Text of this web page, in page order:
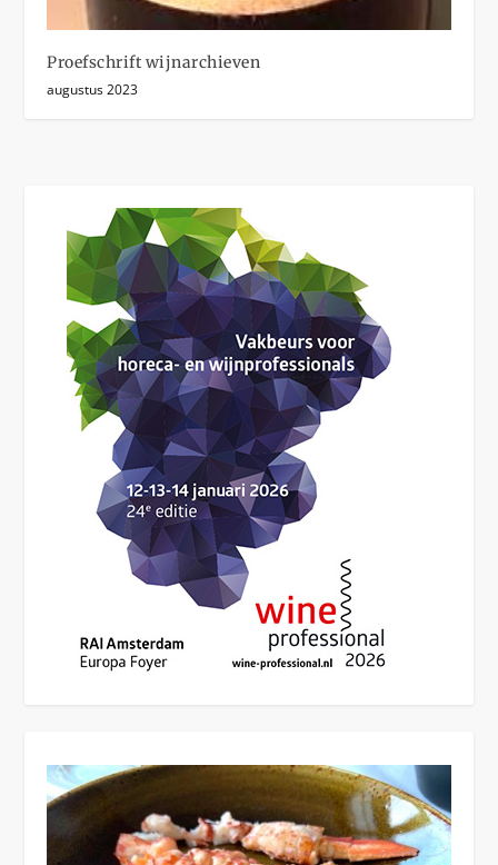
Proefschrift wijnarchieven
augustus 2023